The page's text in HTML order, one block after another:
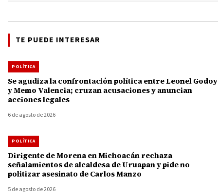
TE PUEDE INTERESAR
POLÍTICA
Se agudiza la confrontación política entre Leonel Godoy
y Memo Valencia; cruzan acusaciones y anuncian
acciones legales
6 de agosto de 2026
POLÍTICA
Dirigente de Morena en Michoacán rechaza
señalamientos de alcaldesa de Uruapan y pide no
politizar asesinato de Carlos Manzo
5 de agosto de 2026